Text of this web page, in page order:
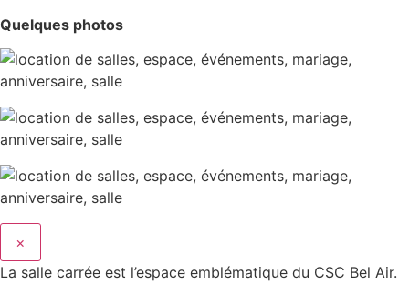
Quelques photos
×
La salle carrée est l’espace emblématique du CSC Bel Air.